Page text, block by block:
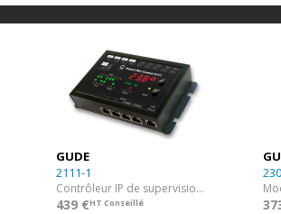
GUDE
2111-1
Contrôleur IP de supervision et d’automatisation
439 €HT Conseillé